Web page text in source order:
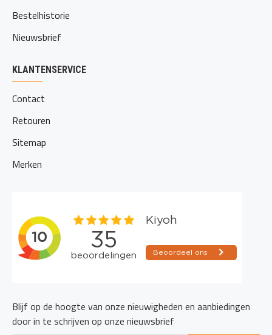
Bestelhistorie
Nieuwsbrief
KLANTENSERVICE
Contact
Retouren
Sitemap
Merken
Blijf op de hoogte van onze nieuwigheden en aanbiedingen
door in te schrijven op onze nieuwsbrief